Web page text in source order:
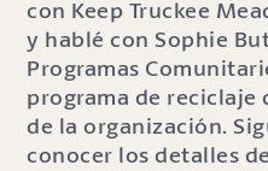
con Keep Truckee
y hablé con Sophie
Programas
programa de reciclaje
de la organización.
conocer los detalles